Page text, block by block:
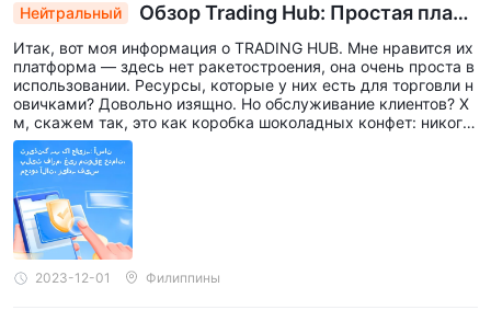
Нейтральный
Обзор Trading Hub: Простая платф
орма, непредсказуемое обслуживание, огран
иченный выбор инструментов, высокие комис
сии
Итак, вот моя информация о TRADING HUB. Мне нравится их
платформа — здесь нет ракетостроения, она очень проста в
использовании. Ресурсы, которые у них есть для торговли н
овичками? Довольно изящно. Но обслуживание клиентов? Х
м, скажем так, это как коробка шоколадных конфет: никогд
а не знаешь, что получишь. Иногда они попадают прямо в то
чку, иногда — перекати-поле. И не надо рассказывать мне о
том, как мало вариантов торговых инструментов и о комисс
иях, которые иногда поднимаются на вершину бобового стеб
ля. Итак, если вы уже какое-то время торгуете и вам нужно
больше возможностей, возможно, это не ваш вариант.
2023-12-01 Филиппины